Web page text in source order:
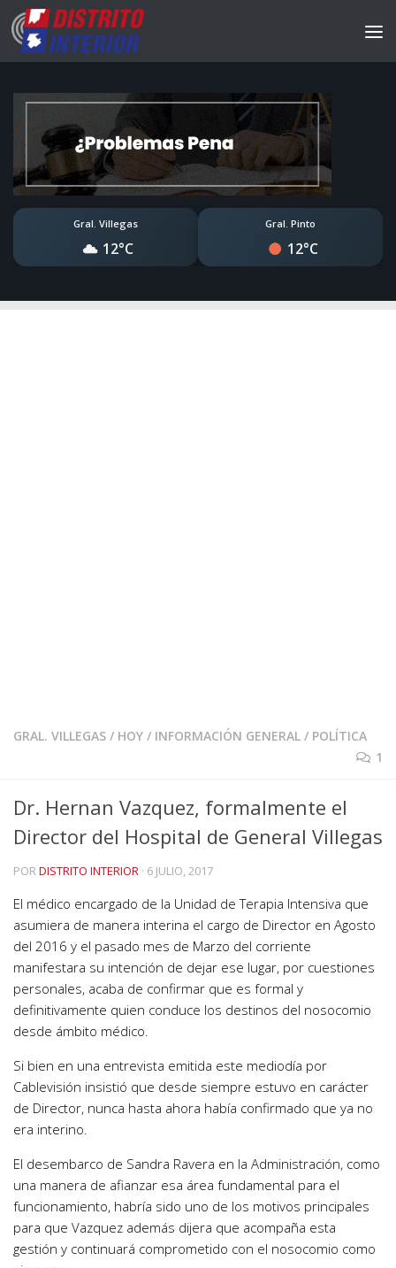
Gral. Villegas
12°C
Gral. Pinto
12°C
GRAL. VILLEGAS / HOY / INFORMACIÓN GENERAL / POLÍTICA
1
Dr. Hernan Vazquez, formalmente el
Director del Hospital de General Villegas
PORDISTRITO INTERIOR · 6 JULIO, 2017
El médico encargado de la Unidad de Terapia Intensiva que
asumiera de manera interina el cargo de Director en Agosto
del 2016 y el pasado mes de Marzo del corriente
manifestara su intención de dejar ese lugar, por cuestiones
personales, acaba de confirmar que es formal y
definitivamente quien conduce los destinos del nosocomio
desde ámbito médico.
Si bien en una entrevista emitida este mediodía por
Cablevisión insistió que desde siempre estuvo en carácter
de Director, nunca hasta ahora había confirmado que ya no
era interino.
El desembarco de Sandra Ravera en la Administración, como
una manera de afianzar esa área fundamental para el
funcionamiento, habría sido uno de los motivos principales
para que Vazquez además dijera que acompaña esta
gestión y continuará comprometido con el nosocomio como